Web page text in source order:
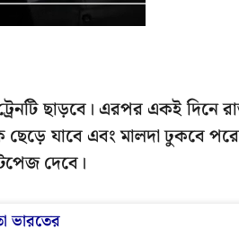
ছাড়বে। এরপর একই দিনে
ছেড়ে যাবে এবং মালদা ঢুকবে
দেবে।
ভারতের